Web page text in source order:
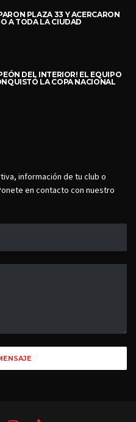
PLAZA 33 Y ACERCARON
A TODA LA CIUDAD
DEL INTERIOR! EL EQUIPO
LA COPA NACIONAL
información de tu club o
en contacto con nuestro